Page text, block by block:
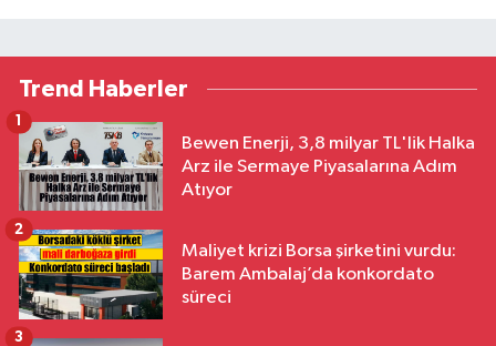
Trend Haberler
Bewen Enerji, 3,8 milyar TL'lik Halka
Arz ile Sermaye Piyasalarına Adım
Atıyor
1
Maliyet krizi Borsa şirketini vurdu:
Barem Ambalaj’da konkordato
süreci
2
3